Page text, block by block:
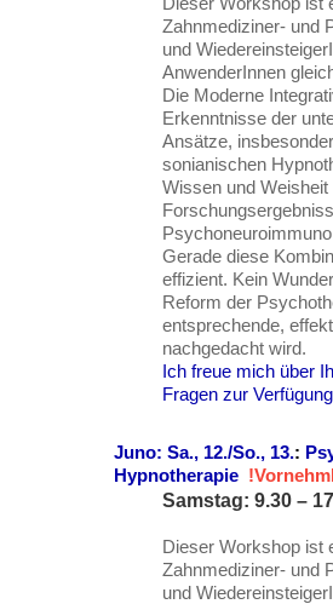
Zahnmediziner- und
und
AnwenderInnen
Die Moderne
Erkenntnisse der
Ansätze,
sonianischen
Wissen und
Gerade diese
effizient. Kein
Reform der
entsprechende,
nachgedacht wird.
Ich freue mich über
Fragen zur
Juno: Sa., 12./So., 13.:
Hypnotherapie
Samstag: 9.30 –
Dieser Workshop ist
Zahnmediziner- und
und